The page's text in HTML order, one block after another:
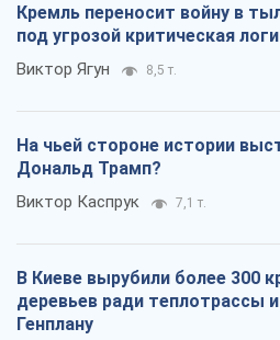
Кремль переносит войну в
под угрозой критическая
Виктор Ягун 8,5 т.
На чьей стороне истории
Дональд Трамп?
Виктор Каспрук 7,1 т.
В Киеве вырубили более 300
деревьев ради теплотрассы
Генплану